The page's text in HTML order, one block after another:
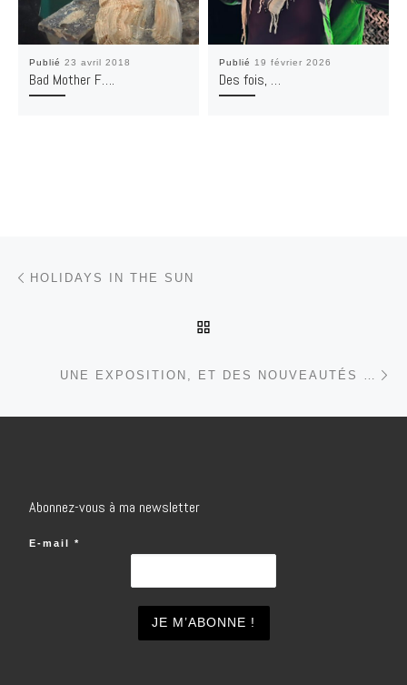
Publié 23 avril 2018
Bad Mother F….
Publié 19 février 2026
Des fois, …
Parcourir les articles
HOLIDAYS IN THE SUN
UNE EXPOSITION, ET DES NOUVEAUTÉS …
Abonnez-vous à ma newsletter
E-mail *